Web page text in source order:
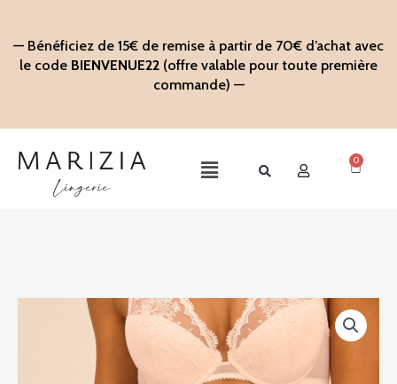
contenu
— Bénéficiez de 15€ de remise à partir de 70€ d’achat avec
le code BIENVENUE22 (offre valable pour toute première
commande) —
Main
0
Panier